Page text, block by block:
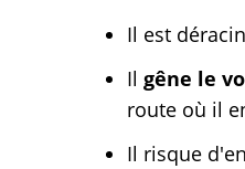
Il est
Il gêne le
route où il
Il risque